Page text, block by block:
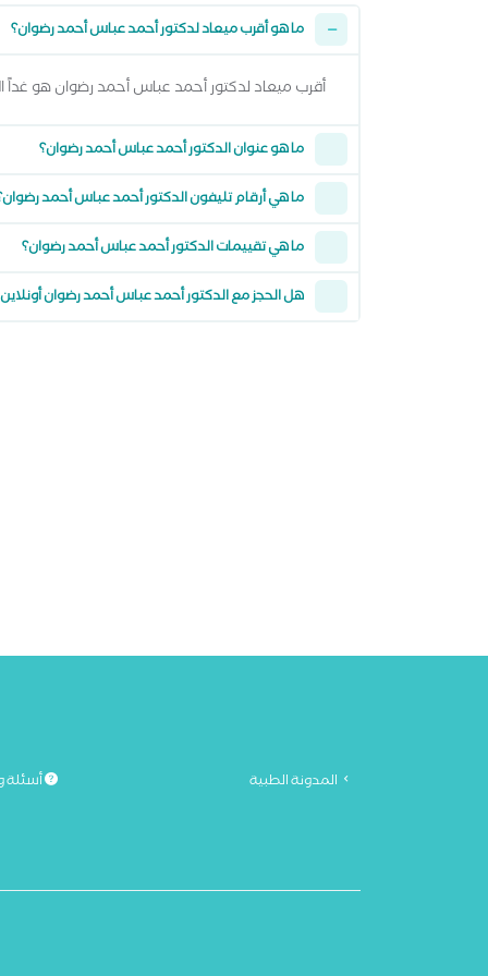
ما هو أقرب ميعاد لدكتور أحمد عباس أحمد رضوان؟
أقرب ميعاد لدكتور أحمد عباس أحمد رضوان هو غداً الاثنين 10 اغسطس 2026 من 8:00 مساءً وتقدر تشوف كل المواعيد المتاحة من خلال
ما هو عنوان الدكتور أحمد عباس أحمد رضوان؟
ما هي أرقام تليفون الدكتور أحمد عباس أحمد
ما هي تقييمات الدكتور أحمد عباس أحمد رضوان؟
هل الحجز مع الدكتور أحمد عباس أحمد رضوان
المدونة الطبية أسئلة